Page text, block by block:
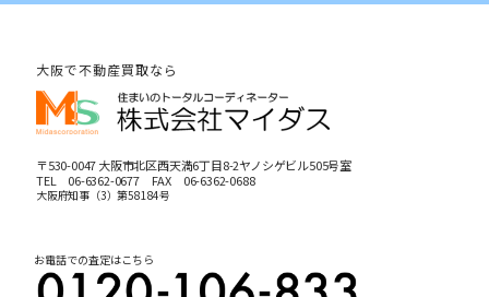
大阪で不動産買取なら
〒530-0047 大阪市北区西天満6丁目8-2ヤノシゲビル505号室
TEL 06-6362-0677FAX 06-6362-0688
大阪府知事（3）第58184号
お電話での査定はこちら